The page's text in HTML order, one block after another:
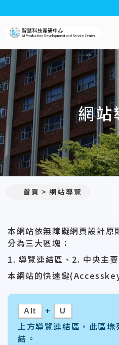
網站
首頁 網站導覽
本網站依無障礙網頁設計原
分為三大區塊：
1. 導覽連結區、2. 中央主
本網站的快速鍵
Alt + U
上方導覽連結區，此區塊
結。